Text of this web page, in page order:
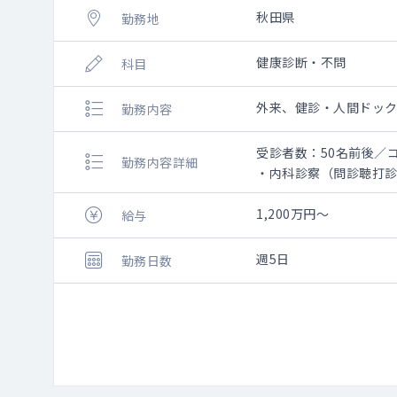
勤務地 秋田県
科目 健康診断・不問
勤務内容 外来、健診・人間ドック
勤務内容詳細
受診者数：50名前後／
・内科診察（問診聴打診
・2診体制で午前最大
・予約状況により、特
・腹部エコー、心電図
・女性フロア/男性フロ
給与 1,200万円～
勤務日数 週5日